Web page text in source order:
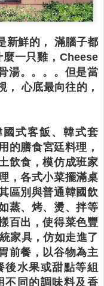
新鮮的， 滿腦子都
一只雞，Cheese
湯。。。。但是當
， 心底最向往的，
式客飯、韓式套
的膳食宮廷料理，
飲食，模仿成班家
，各式小菜擺滿桌
區別與普通韓國飲
蒸、烤、燙、拌等
百出，使得菜色豐
家具，仿如走進了
前餐，以谷物為主
水果或甜點等組
不同的調味料及香